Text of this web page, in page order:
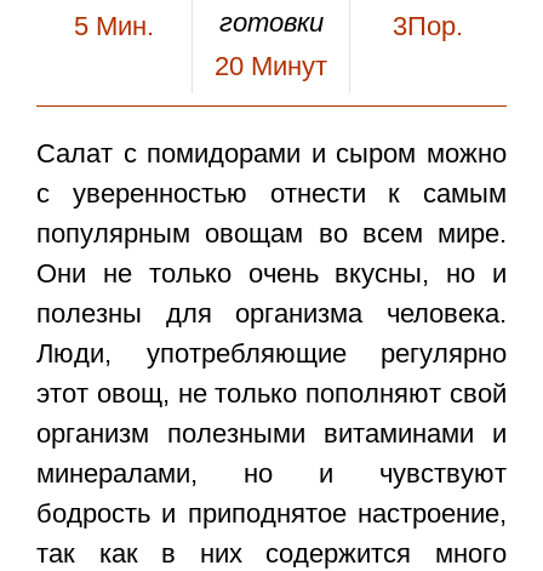
5 Мин.
готовки
20 Минут
3Пор.
Салат с помидорами и сыром можно
с уверенностью отнести к самым
популярным овощам во всем мире.
Они не только очень вкусны, но и
полезны для организма человека.
Люди, употребляющие регулярно
этот овощ, не только пополняют свой
организм полезными витаминами и
минералами, но и чувствуют
бодрость и приподнятое настроение,
так как в них содержится много